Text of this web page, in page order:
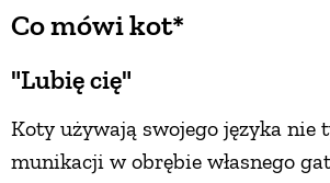
Co mówi kot*
"Lubię cię"
Koty używają swojego języka nie
munikacji w obrębie własnego